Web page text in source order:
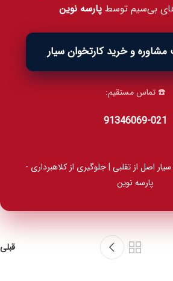
بی‌سیم توسطپارسه نوین
و خرید کارتخوان سیار
☎️ تماس مستقیم:
021‑91346069
قبلی